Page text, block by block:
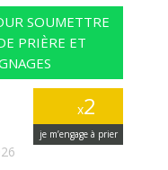
SOUMETTRE
PRIÈRE ET
x2
je m’engage à prier